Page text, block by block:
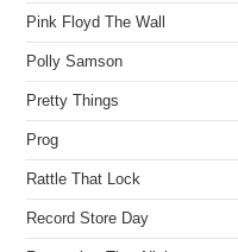
Pink Floyd The Wall
Polly Samson
Pretty Things
Prog
Rattle That Lock
Record Store Day